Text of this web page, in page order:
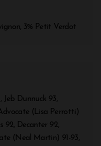
3% Petit Verdot
Dunnuck 93,
(Lisa Perrotti)
92, Decanter 92,
(Neal Martin) 91-93,